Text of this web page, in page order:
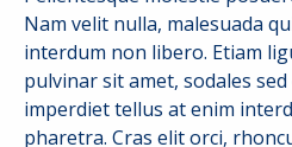
Nam velit nulla, malesuada
interdum non libero. Etiam
pulvinar sit amet, sodales sed
imperdiet tellus at enim
pharetra. Cras elit orci,